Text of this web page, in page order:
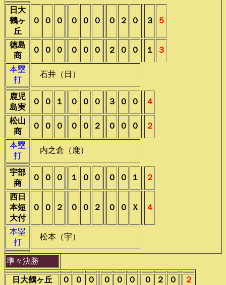
日大
鶴ヶ
丘
０ ０ ０ ０ ０ ０ ０ ２ ０ ３ ５
徳島
商
０ ０ ０ ０ ０ ０ ２ ０ ０ １ ３
本塁
打
石井（日）
鹿児
島実
０ ０ １ ０ ０ ０ ３ ０ ０ ４
松山
商
０ ０ ０ ０ ０ ２ ０ ０ ０ ２
本塁
打
内之倉（鹿）
宇部
商
０ ０ ０ １ ０ ０ ０ ０ １ ２
西日
本短
大付
０ ０ ２ ０ ０ ２ ０ ０ Ｘ ４
本塁
打
松本（宇）
準々決勝
日大鶴ヶ丘 ０ ０ ０ ０ ０ ０ ０ ２ ０
２